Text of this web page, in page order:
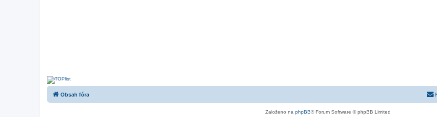
Obsah fóra
Založeno na phpBB® Forum Software © phpBB Limited